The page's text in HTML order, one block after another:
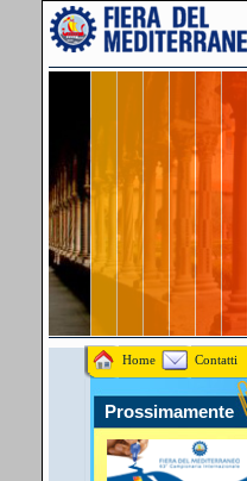
Home Contatti
Prossimamente